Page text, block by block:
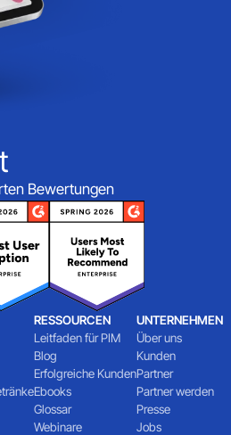
Bewertungen
RESSOURCEN
Leitfaden für PIM
Blog
Erfolgreiche Kunden
Ebooks
Glossar
Webinare
UNTERNEHMEN
Über uns
Kunden
Partner
Partner werden
Presse
Jobs